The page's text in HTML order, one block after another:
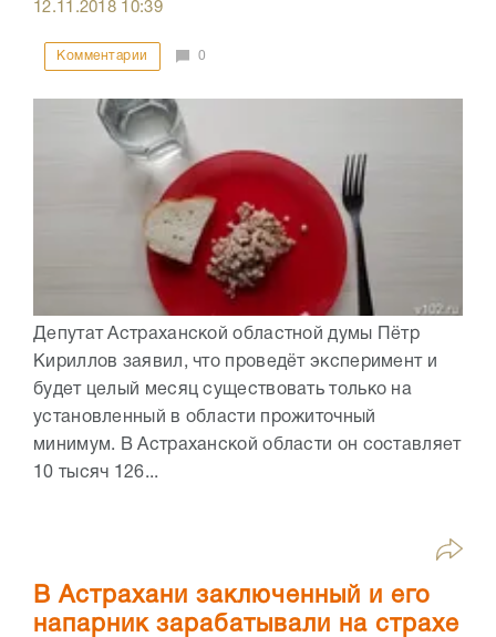
12.11.2018 10:39
Комментарии 0
Депутат Астраханской областной думы Пётр
Кириллов заявил, что проведёт эксперимент и
будет целый месяц существовать только на
установленный в области прожиточный
минимум. В Астраханской области он составляет
10 тысяч 126...
В Астрахани заключенный и его
напарник зарабатывали на страхе